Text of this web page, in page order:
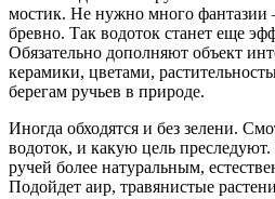
мостик. Не нужно много
бревно. Так водоток станет еще
Обязательно дополняют объект
керамики, цветами,
берегам ручьев в природе.
Иногда обходятся и без зелени.
водоток, и какую цель преследуют.
ручей более натуральным,
Подойдет аир, травянистые